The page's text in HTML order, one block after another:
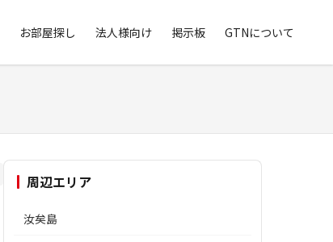
お部屋探し 法人様向け 掲示板 GTNについて
周辺エリア
汝矣島